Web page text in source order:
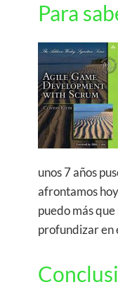
Para
unos 7 años
afrontamos
puedo más
profundizar en